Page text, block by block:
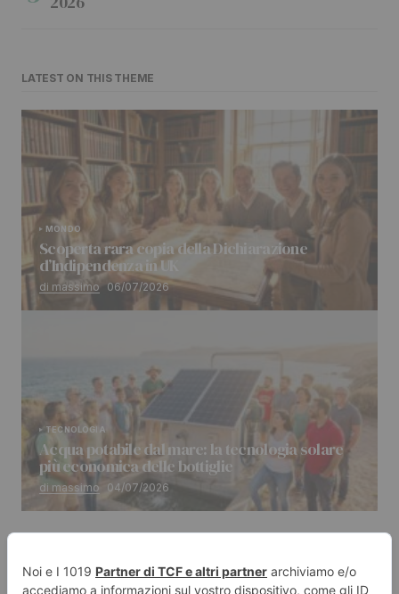
LATEST ON THIS THEME
MONDO
Scoperta rara copia della Dichiarazione
d’Indipendenza in UK
di massimo 06/07/2026
TECNOLOGIA
Acqua potabile dal mare: la tecnologia solare
più economica delle bottiglie
di massimo 04/07/2026